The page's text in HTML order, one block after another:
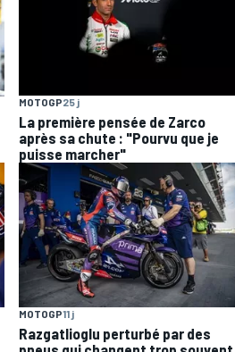
MOTOGP25 j
La première pensée de Zarco
après sa chute : "Pourvu que je
puisse marcher"
MOTOGP11 j
Razgatlioglu perturbé par des